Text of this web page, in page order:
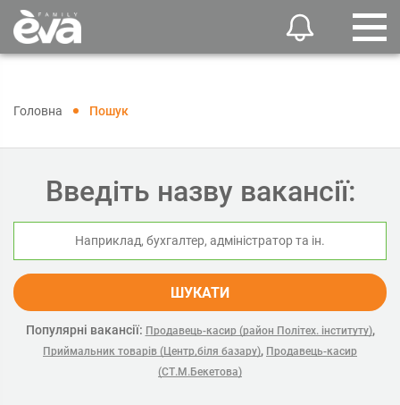
Головна Пошук
Введіть назву вакансії:
ШУКАТИ
Популярні вакансії: Продавець-касир (район Політех. інституту),
Приймальник товарів (Центр,біля базару), Продавець-касир
(СТ.М.Бекетова)